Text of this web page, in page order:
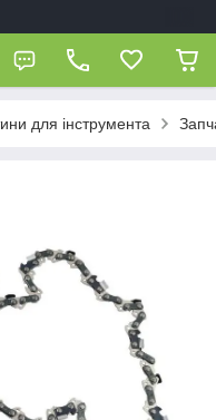
для інструмента